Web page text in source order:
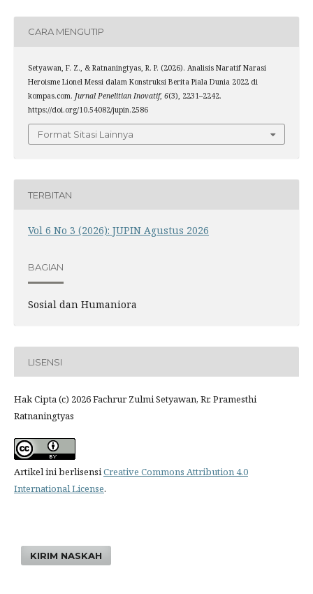
CARA MENGUTIP
Setyawan, F. Z., & Ratnaningtyas, R. P. (2026). Analisis Naratif Narasi
Heroisme Lionel Messi dalam Konstruksi Berita Piala Dunia 2022 di
kompas.com. Jurnal Penelitian Inovatif, 6(3), 2231–2242.
https://doi.org/10.54082/jupin.2586
Format Sitasi Lainnya
TERBITAN
Vol 6 No 3 (2026): JUPIN Agustus 2026
BAGIAN
Sosial dan Humaniora
LISENSI
Hak Cipta (c) 2026 Fachrur Zulmi Setyawan, Rr. Pramesthi
Ratnaningtyas
Artikel ini berlisensiCreative Commons Attribution 4.0
International License.
KIRIM NASKAH